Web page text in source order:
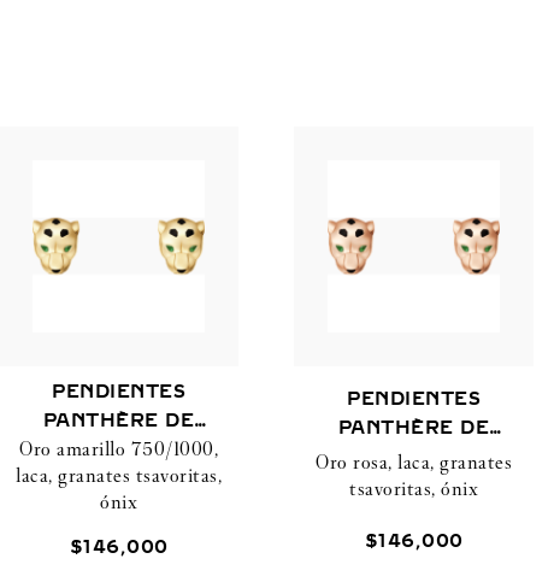
PENDIENTES
PANTHÈRE DE
CARTIER
Oro amarillo 750/1000,
laca, granates tsavoritas,
ónix
$146,000
PENDIENTES
PANTHÈRE DE
CARTIER
Oro rosa, laca, granates
tsavoritas, ónix
$146,000